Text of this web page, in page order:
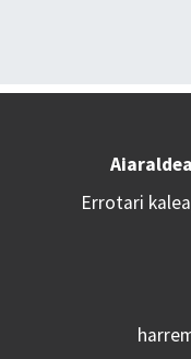
Errotari